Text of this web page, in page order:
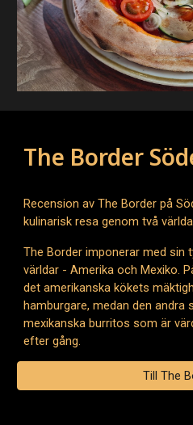
The Border
Recension av The Border på
kulinarisk resa genom två
The Border imponerar med sin
världar - Amerika och Mexiko.
det amerikanska kökets
hamburgare, medan den andra
mexikanska burritos som är
efter gång.
Till The